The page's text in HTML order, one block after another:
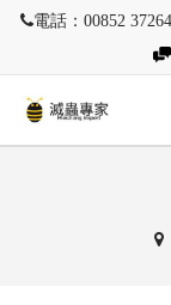
電話：00852